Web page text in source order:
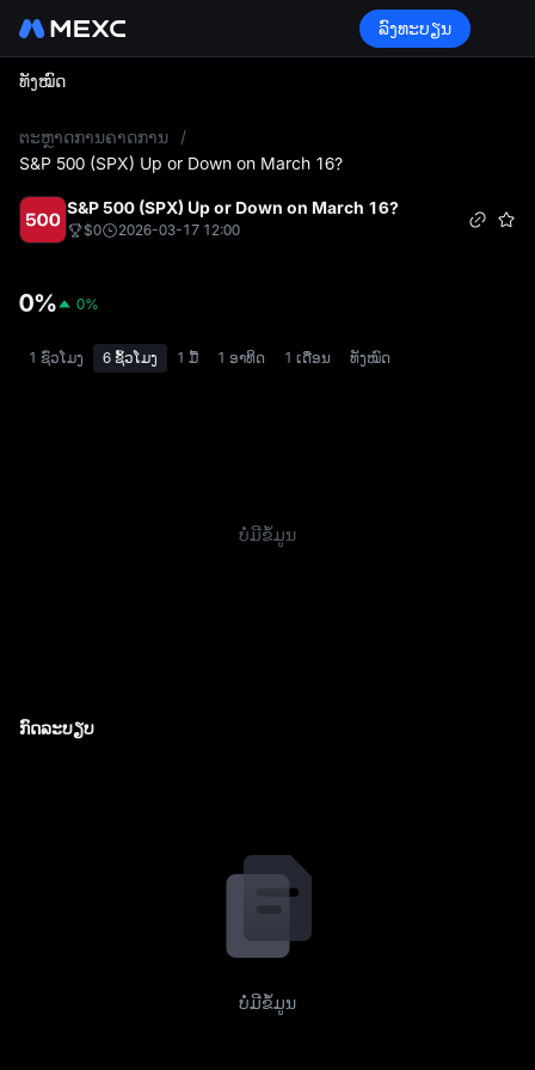
ລົງທະບຽນ
ທັງໝົດ
ຕະຫຼາດການຄາດການ
/
S&P 500 (SPX) Up or Down on March 16?
S&P 500 (SPX) Up or Down on March 16?
$0 2026-03-17 12:00
0% 0%
1 ຊົ່ວໂມງ 6 ຊົ້ວໂມງ 1 ມື້ 1 ອາທິດ 1 ເດືອນ ທັງໝົດ
ບໍ່ມີຂໍ້ມູນ
ກົດລະບຽບ
ບໍ່ມີຂໍ້ມູນ